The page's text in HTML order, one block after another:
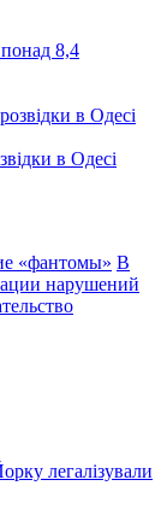
8,4
в Одесі
«фантомы» В
нарушений
легалізували